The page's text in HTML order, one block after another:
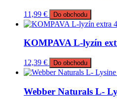
11,99 € Do obchodu
KOMPAVA L-lyzín
12,39 € Do obchodu
Webber Naturals L-